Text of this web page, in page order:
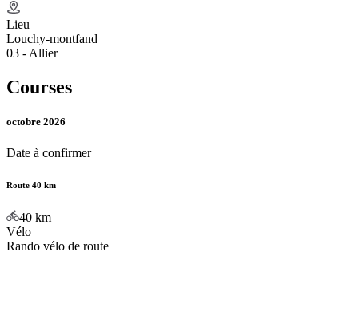
Lieu
Louchy-montfand
03 - Allier
Courses
octobre 2026
Date à confirmer
Route 40 km
40 km
Vélo
Rando vélo de route